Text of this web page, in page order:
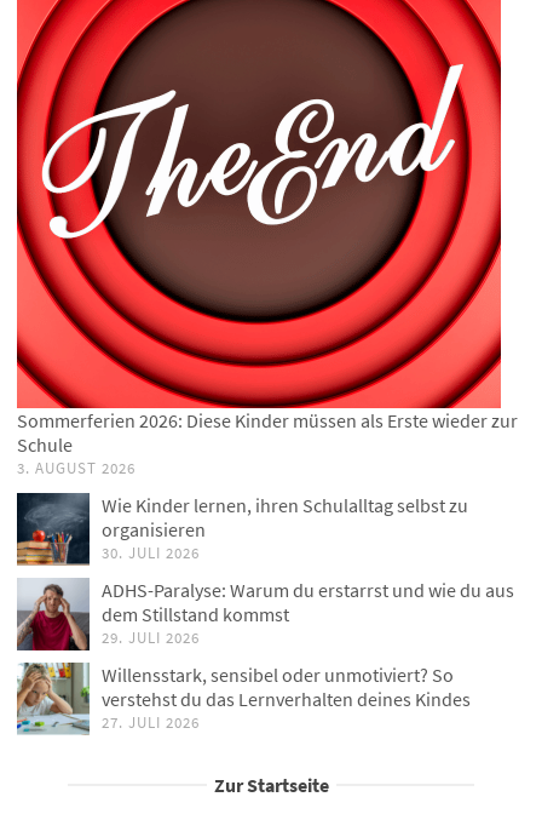
Sommerferien 2026: Diese Kinder müssen als Erste wieder zur
Schule
3. AUGUST 2026
Wie Kinder lernen, ihren Schulalltag selbst zu
organisieren
30. JULI 2026
ADHS-Paralyse: Warum du erstarrst und wie du aus
dem Stillstand kommst
29. JULI 2026
Willensstark, sensibel oder unmotiviert? So
verstehst du das Lernverhalten deines Kindes
27. JULI 2026
Zur Startseite